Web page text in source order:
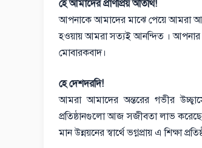
হে আমাদের প্রাণপ্রিয় অতিথি!
আপনাকে আমাদের মাঝে পেয়ে আমরা
হওয়ায় আমরা সত্যই আনন্দিত । আপনার
মোবারকবাদ।
হে দেশদরদি!
আমরা আমাদের অন্তরের গভীর
প্রতিষ্ঠানগুলো আজ সজীবতা লাভ
মান উন্নয়নের স্বার্থে ভগ্নপ্রায় এ শিক্ষা